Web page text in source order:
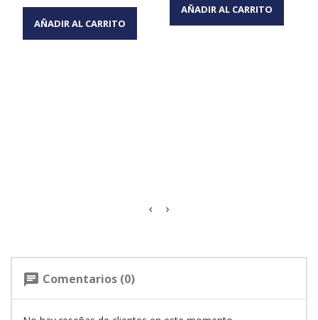
AÑADIR AL CARRITO
AÑADIR AL CARRITO
chat Comentarios (0)